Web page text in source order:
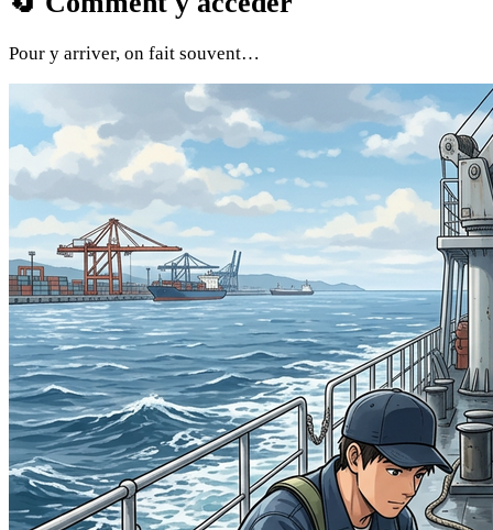
Pour y arriver, on fait souvent…